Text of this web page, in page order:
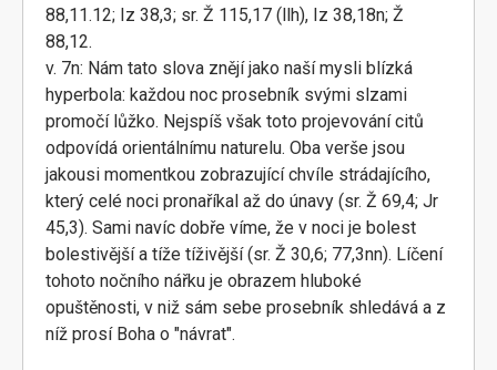
88,11.12; Iz 38,3; sr. Ž 115,17 (llh), Iz 38,18n; Ž
88,12.
v. 7n: Nám tato slova znějí jako naší mysli blízká
hyperbola: každou noc prosebník svými slzami
promočí lůžko. Nejspíš však toto projevování citů
odpovídá orientálnímu naturelu. Oba verše jsou
jakousi momentkou zobrazující chvíle strádajícího,
který celé noci pronaříkal až do únavy (sr. Ž 69,4; Jr
45,3). Sami navíc dobře víme, že v noci je bolest
bolestivější a tíže tíživější (sr. Ž 30,6; 77,3nn). Líčení
tohoto nočního nářku je obrazem hluboké
opuštěnosti, v niž sám sebe prosebník shledává a z
níž prosí Boha o "návrat".